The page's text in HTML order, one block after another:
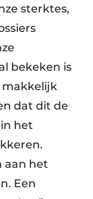
sterktes,
bekeken is
makkelijk
dat dit de
het
aan het
Een